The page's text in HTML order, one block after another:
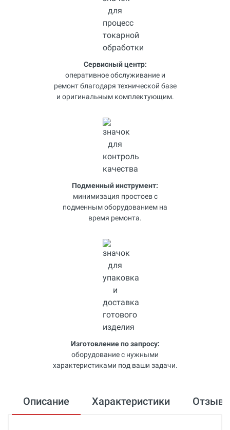
Сервисный центр:
оперативное обслуживание и
ремонт благодаря технической базе
и оригинальным комплектующим.
Подменный инструмент:
минимизация простоев с
подменным оборудованием на
время ремонта.
Изготовление по запросу:
оборудование с нужными
характеристиками под ваши задачи.
Описание Характеристики